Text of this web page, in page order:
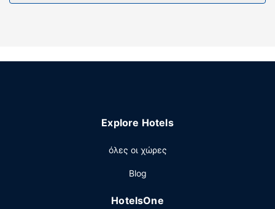
Explore Hotels
όλες οι χώρες
Blog
HotelsOne